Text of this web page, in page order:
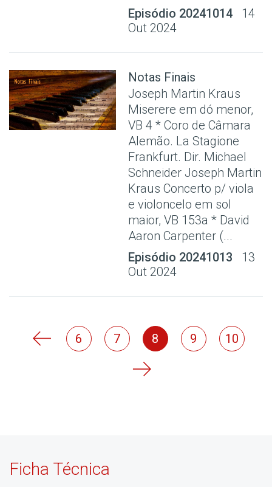
Episódio 20241014
14
Out 2024
Notas Finais
Joseph Martin Kraus
Miserere em dó menor,
VB 4 * Coro de Câmara
Alemão. La Stagione
Frankfurt. Dir. Michael
Schneider Joseph Martin
Kraus Concerto p/ viola
e violoncelo em sol
maior, VB 153a * David
Aaron Carpenter (...
Episódio 20241013
13
Out 2024
6 7 8 9 10
Ficha Técnica